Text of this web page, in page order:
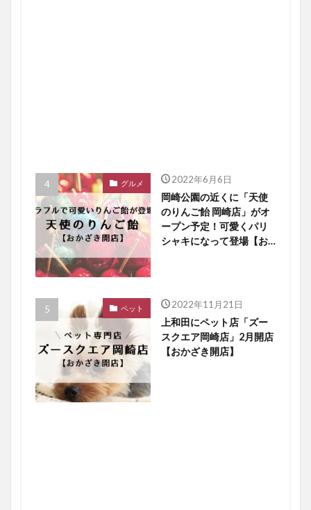
グルメ 2022年6月6日
岡崎公園の近くに「天使
のりんご飴 岡崎店」がオ
ープン予定！可愛くパリ
シャキになって登場【お
ペット 2022年11月21日
上和田にペット店「ズー
スクエア岡崎店」2月開店
【おかざき開店】